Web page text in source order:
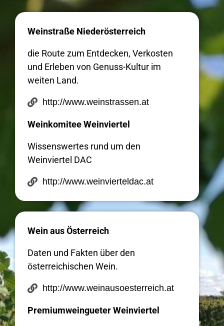
Weinstraße Niederösterreich
die Route zum Entdecken, Verkosten
und Erleben von Genuss-Kultur im
weiten Land.
http://www.weinstrassen.at
Weinkomitee Weinviertel
Wissenswertes rund um den
Weinviertel DAC
http://www.weinvierteldac.at
Wein aus Österreich
Daten und Fakten über den
österreichischen Wein.
http://www.weinausoesterreich.at
Premiumweingueter Weinviertel